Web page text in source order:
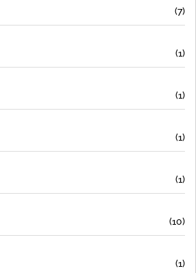
(7)
(1)
(1)
(1)
(1)
(10)
(1)